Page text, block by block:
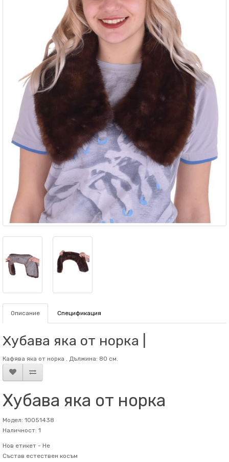
Описание Спецификация
Хубава яка от норка |
Кафява яка от норка . Дължина: 80 см.
Хубава яка от норка
Модел: 10051438
Наличност: 1
Нов етикет - Не
Състав естествен косъм